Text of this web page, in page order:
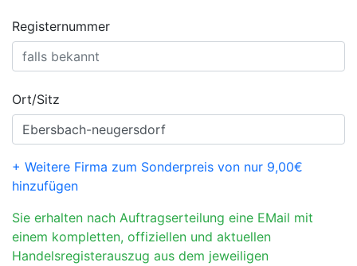
Registernummer
Ort/Sitz
+ Weitere Firma zum Sonderpreis von nur 9,00€
hinzufügen
Sie erhalten nach Auftragserteilung eine EMail mit
einem kompletten, offiziellen und aktuellen
Handelsregisterauszug aus dem jeweiligen